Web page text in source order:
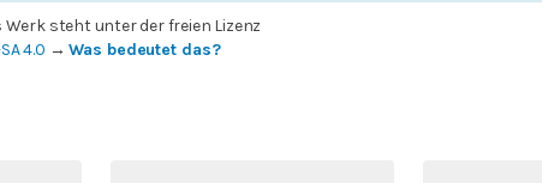
Werk steht unter der freien Lizenz
4.0 →Was bedeutet das?